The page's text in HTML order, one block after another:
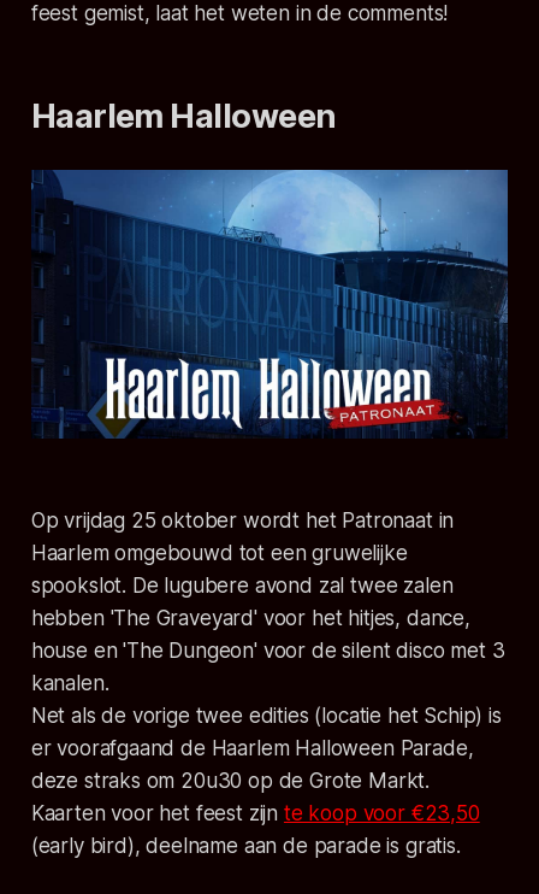
feest gemist, laat het weten in de comments!
Haarlem Halloween
Op vrijdag 25 oktober wordt het Patronaat in
Haarlem omgebouwd tot een gruwelijke
spookslot. De lugubere avond zal twee zalen
hebben 'The Graveyard' voor het hitjes, dance,
house en 'The Dungeon' voor de silent disco met 3
kanalen.
Net als de vorige twee edities (locatie het Schip) is
er voorafgaand de Haarlem Halloween Parade,
deze straks om 20u30 op de Grote Markt.
Kaarten voor het feest zijn te koop voor €23,50
(early bird), deelname aan de parade is gratis.